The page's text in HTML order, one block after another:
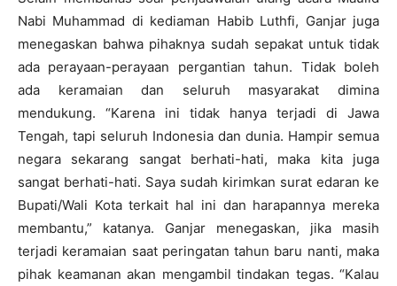
Nabi Muhammad di kediaman Habib Luthfi, Ganjar juga
menegaskan bahwa pihaknya sudah sepakat untuk tidak
ada perayaan-perayaan pergantian tahun. Tidak boleh
ada keramaian dan seluruh masyarakat dimina
mendukung. “Karena ini tidak hanya terjadi di Jawa
Tengah, tapi seluruh Indonesia dan dunia. Hampir semua
negara sekarang sangat berhati-hati, maka kita juga
sangat berhati-hati. Saya sudah kirimkan surat edaran ke
Bupati/Wali Kota terkait hal ini dan harapannya mereka
membantu,” katanya. Ganjar menegaskan, jika masih
terjadi keramaian saat peringatan tahun baru nanti, maka
pihak keamanan akan mengambil tindakan tegas. “Kalau